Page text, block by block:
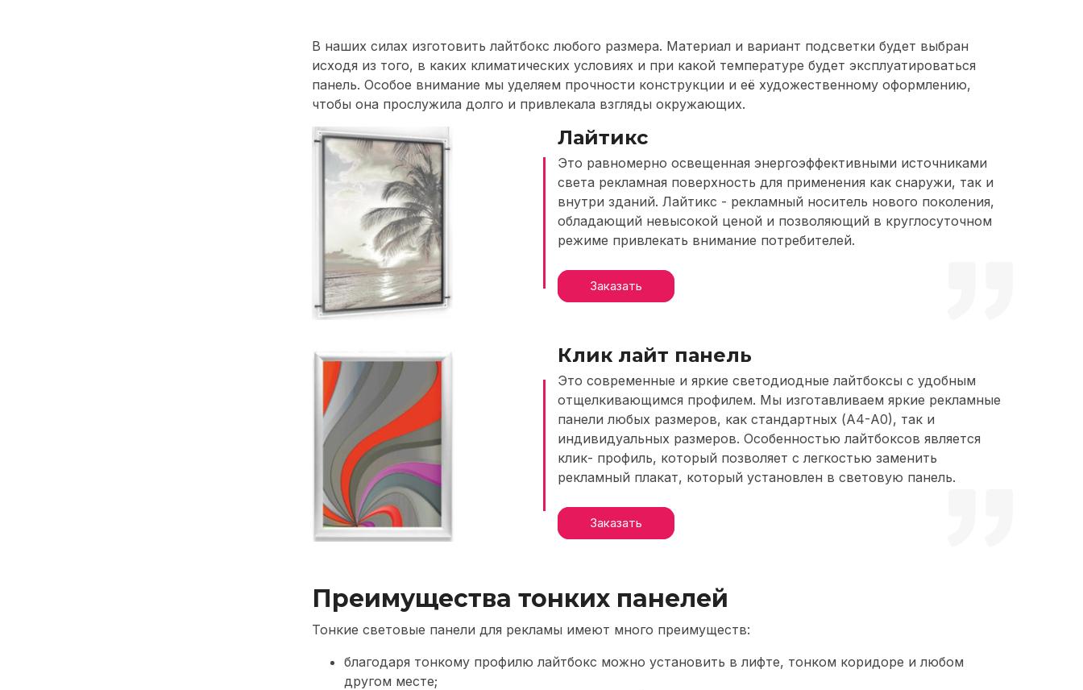
В наших силах изготовить лайтбокс любого размера. Материал и вариант подсветки будет выбран
исходя из того, в каких климатических условиях и при какой температуре будет эксплуатироваться
панель. Особое внимание мы уделяем прочности конструкции и её художественному оформлению,
чтобы она прослужила долго и привлекала взгляды окружающих.
Лайтикс
Это равномерно освещенная энергоэффективными источниками
света рекламная поверхность для применения как снаружи, так и
внутри зданий. Лайтикс - рекламный носитель нового поколения,
обладающий невысокой ценой и позволяющий в круглосуточном
режиме привлекать внимание потребителей.
Клик лайт панель
Это современные и яркие светодиодные лайтбоксы с удобным
отщелкивающимся профилем. Мы изготавливаем яркие рекламные
панели любых размеров, как стандартных (А4-А0), так и
индивидуальных размеров. Особенностью лайтбоксов является
клик- профиль, который позволяет с легкостью заменить
рекламный плакат, который установлен в световую панель.
Преимущества тонких панелей
Тонкие световые панели для рекламы имеют много преимуществ:
благодаря тонкому профилю лайтбокс можно установить в лифте, тонком коридоре и любом
другом месте;